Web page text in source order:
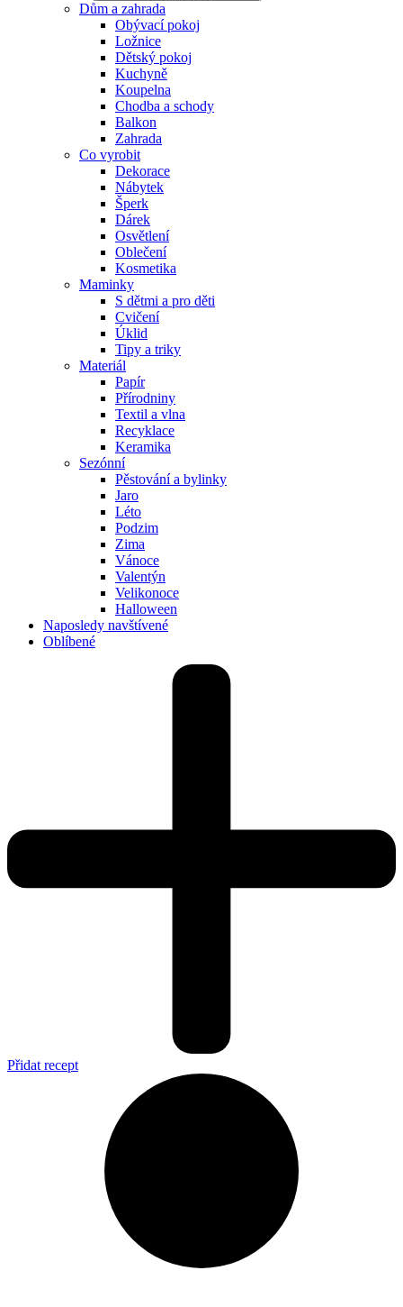
Dům a zahrada
Obývací pokoj
Ložnice
Dětský pokoj
Kuchyně
Koupelna
Chodba a schody
Balkon
Zahrada
Co vyrobit
Dekorace
Nábytek
Šperk
Dárek
Osvětlení
Oblečení
Kosmetika
Maminky
S dětmi a pro děti
Cvičení
Úklid
Tipy a triky
Materiál
Papír
Přírodniny
Textil a vlna
Recyklace
Keramika
Sezónní
Pěstování a bylinky
Jaro
Léto
Podzim
Zima
Vánoce
Valentýn
Velikonoce
Halloween
Naposledy navštívené
Oblíbené
Přidat recept